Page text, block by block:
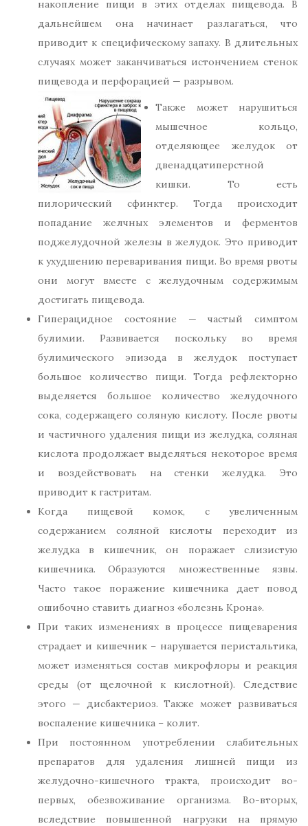
накопление пищи в этих отделах пищевода. В
дальнейшем она начинает разлагаться, что
приводит к специфическому запаху. В длительных
случаях может заканчиваться истончением стенок
пищевода и перфорацией — разрывом.
Также может нарушиться
мышечное кольцо,
отделяющее желудок от
двенадцатиперстной
кишки. То есть
пилорический сфинктер. Тогда происходит
попадание желчных элементов и ферментов
поджелудочной железы в желудок. Это приводит
к ухудшению переваривания пищи. Во время рвоты
они могут вместе с желудочным содержимым
достигать пищевода.
Гиперацидное состояние — частый симптом
булимии. Развивается поскольку во время
булимического эпизода в желудок поступает
большое количество пищи. Тогда рефлекторно
выделяется большое количество желудочного
сока, содержащего соляную кислоту. После рвоты
и частичного удаления пищи из желудка, соляная
кислота продолжает выделяться некоторое время
и воздействовать на стенки желудка. Это
приводит к гастритам.
Когда пищевой комок, с увеличенным
содержанием соляной кислоты переходит из
желудка в кишечник, он поражает слизистую
кишечника. Образуются множественные язвы.
Часто такое поражение кишечника дает повод
ошибочно ставить диагноз «болезнь Крона».
При таких изменениях в процессе пищеварения
страдает и кишечник – нарушается перистальтика,
может изменяться состав микрофлоры и реакция
среды (от щелочной к кислотной). Следствие
этого — дисбактериоз. Также может развиваться
воспаление кишечника – колит.
При постоянном употреблении слабительных
препаратов для удаления лишней пищи из
желудочно-кишечного тракта, происходит во-
первых, обезвоживание организма. Во-вторых,
вследствие повышенной нагрузки на прямую